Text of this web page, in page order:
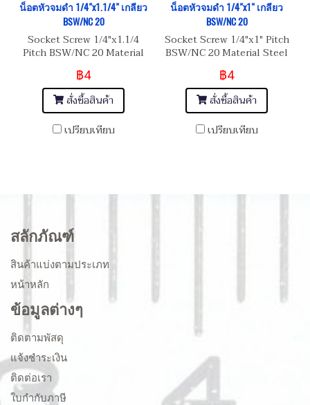
น็อตหัวจมดำ 1/4"x1.1/4" เกลียว
BSW/NC 20
Socket Screw 1/4"x1.1/4
Pitch BSW/NC 20 Material
Steel เหล็กแข็งมาตรฐาน 8.8
฿4
สั่งซื้อสินค้า
เปรียบเทียบ
น็อตหัวจมดำ 1/4"x1" เกลียว
BSW/NC 20
Socket Screw 1/4"x1" Pitch
BSW/NC 20 Material Steel
เหล็กแข็งมาตรฐาน 8.8
฿4
สั่งซื้อสินค้า
เปรียบเทียบ
สลักภัณฑ์
สินค้าแบ่งตามประเภท
หน้าหลัก
ข้อมูลต่างๆ
ติดตามพัสดุ
แจ้งชำระเงิน
ติดต่อเรา
ใบกำกับภาษี